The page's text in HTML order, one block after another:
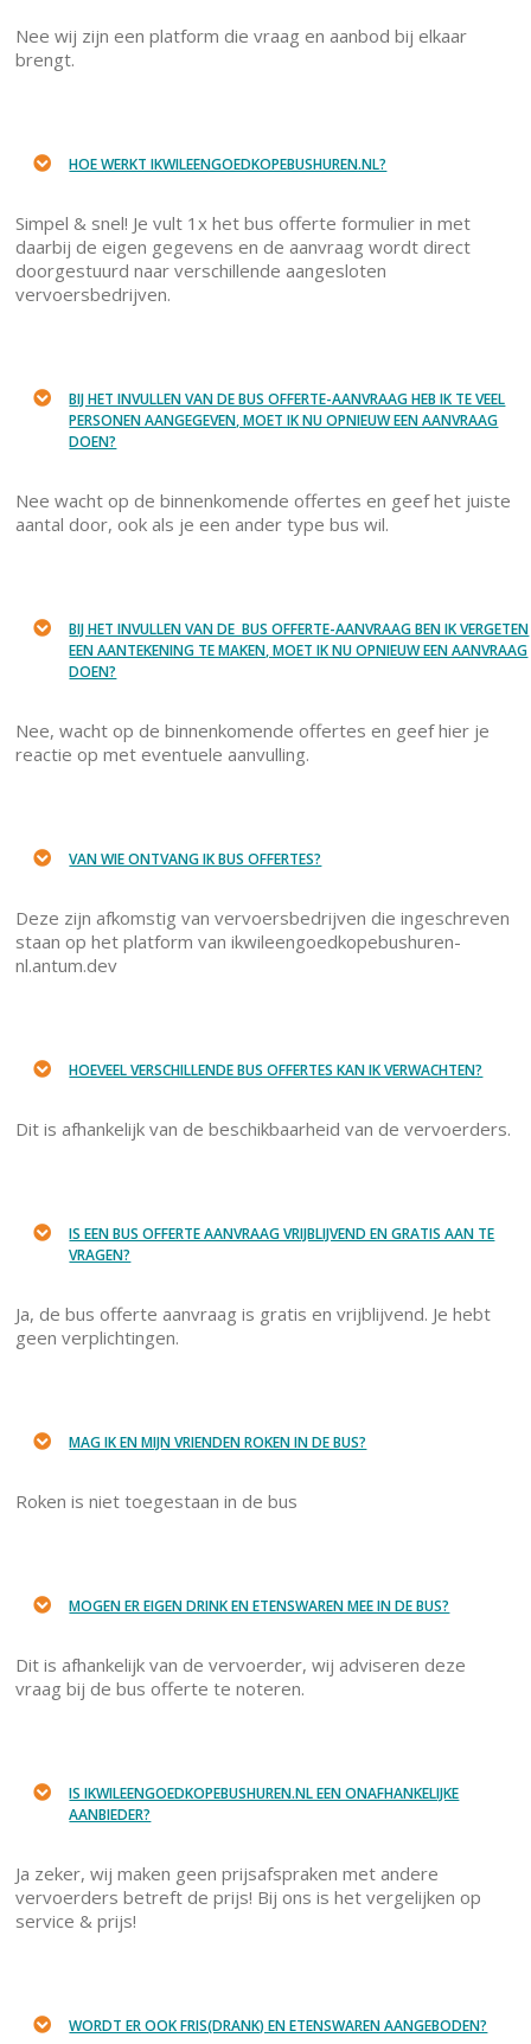
Nee wij zijn een platform die vraag en aanbod bij elkaar
brengt.
HOE WERKT IKWILEENGOEDKOPEBUSHUREN.NL?
Simpel & snel! Je vult 1x het bus offerte formulier in met
daarbij de eigen gegevens en de aanvraag wordt direct
doorgestuurd naar verschillende aangesloten
vervoersbedrijven.
BIJ HET INVULLEN VAN DE BUS OFFERTE-AANVRAAG HEB IK TE VEEL
PERSONEN AANGEGEVEN, MOET IK NU OPNIEUW EEN AANVRAAG
DOEN?
Nee wacht op de binnenkomende offertes en geef het juiste
aantal door, ook als je een ander type bus wil.
BIJ HET INVULLEN VAN DE BUS OFFERTE-AANVRAAG BEN IK VERGETEN
EEN AANTEKENING TE MAKEN, MOET IK NU OPNIEUW EEN AANVRAAG
DOEN?
Nee, wacht op de binnenkomende offertes en geef hier je
reactie op met eventuele aanvulling.
VAN WIE ONTVANG IK BUS OFFERTES?
Deze zijn afkomstig van vervoersbedrijven die ingeschreven
staan op het platform van ikwileengoedkopebushuren-
nl.antum.dev
HOEVEEL VERSCHILLENDE BUS OFFERTES KAN IK VERWACHTEN?
Dit is afhankelijk van de beschikbaarheid van de vervoerders.
IS EEN BUS OFFERTE AANVRAAG VRIJBLIJVEND EN GRATIS AAN TE
VRAGEN?
Ja, de bus offerte aanvraag is gratis en vrijblijvend. Je hebt
geen verplichtingen.
MAG IK EN MIJN VRIENDEN ROKEN IN DE BUS?
Roken is niet toegestaan in de bus
MOGEN ER EIGEN DRINK EN ETENSWAREN MEE IN DE BUS?
Dit is afhankelijk van de vervoerder, wij adviseren deze
vraag bij de bus offerte te noteren.
IS IKWILEENGOEDKOPEBUSHUREN.NL EEN ONAFHANKELIJKE
AANBIEDER?
Ja zeker, wij maken geen prijsafspraken met andere
vervoerders betreft de prijs! Bij ons is het vergelijken op
service & prijs!
WORDT ER OOK FRIS(DRANK) EN ETENSWAREN AANGEBODEN?